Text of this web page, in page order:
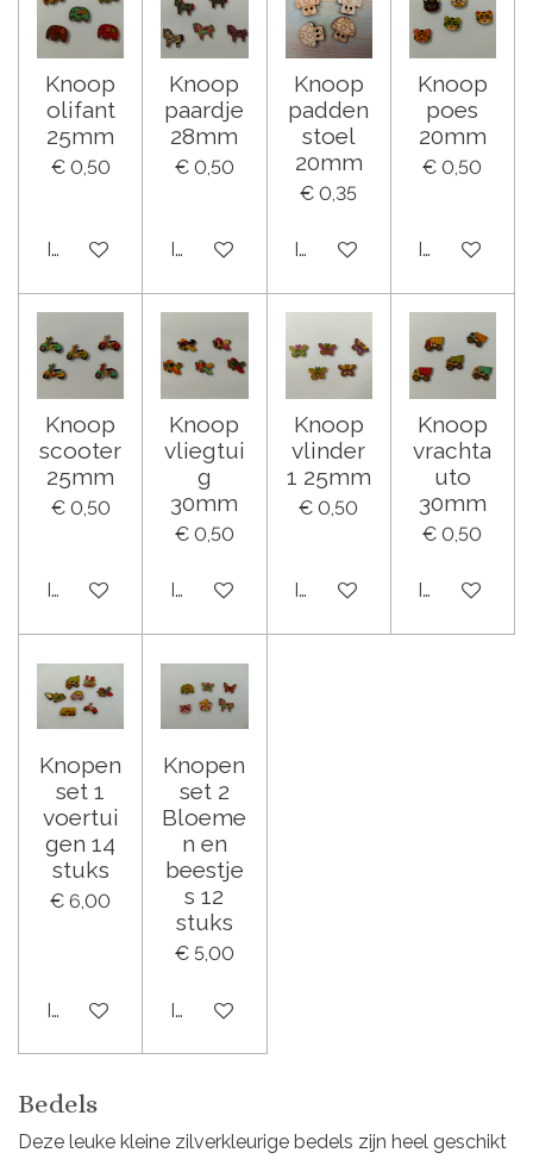
Knoop
olifant
25mm
€ 0,50
In winkelwagen
Knoop
paardje
28mm
€ 0,50
In winkelwagen
Knoop
padden
stoel
20mm
€ 0,35
In winkelwagen
Knoop
poes
20mm
€ 0,50
In
Knoop
scooter
25mm
€ 0,50
In winkelwagen
Knoop
vliegtui
g
30mm
€ 0,50
In winkelwagen
Knoop
vlinder
1 25mm
€ 0,50
In winkelwagen
Knoop
vrachta
uto
30mm
€ 0,50
In
Knopen
set 1
voertui
gen 14
stuks
€ 6,00
In winkelwagen
Knopen
set 2
Bloeme
n en
beestje
s 12
stuks
€ 5,00
In winkelwagen
Bedels
Deze leuke kleine zilverkleurige bedels zijn heel geschikt